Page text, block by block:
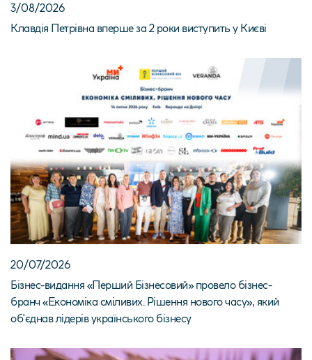
3/08/2026
Клавдія Петрівна вперше за 2 роки виступить у Києві
20/07/2026
Бізнес-видання «Перший Бізнесовий» провело бізнес-
бранч «Економіка сміливих. Рішення нового часу», який
об'єднав лідерів українського бізнесу